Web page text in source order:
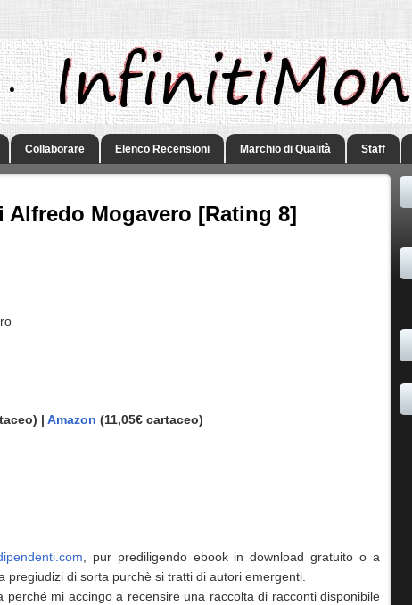
.
Collaborare Elenco Recensioni Marchio di Qualità Staff
Mogavero [Rating 8]
| Amazon (11,05€ cartaceo)
, pur prediligendo ebook in download gratuito o a
pregiudizi di sorta purchè si tratti di autori emergenti.
perché mi accingo a recensire una raccolta di racconti disponibile